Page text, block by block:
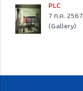
PLC
7 ก.ค. 2567
(Gallery)